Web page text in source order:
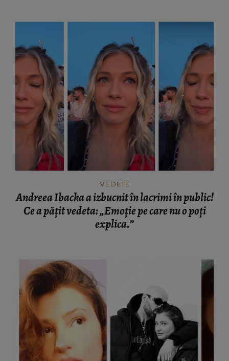
VEDETE
Andreea Ibacka a izbucnit în lacrimi în public!
Ce a pățit vedeta: „Emoție pe care nu o poți
explica.”